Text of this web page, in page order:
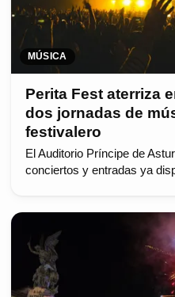
MÚSICA
Perita Fest aterriza
dos jornadas de
festivalero
El Auditorio Príncipe de
conciertos y entradas ya